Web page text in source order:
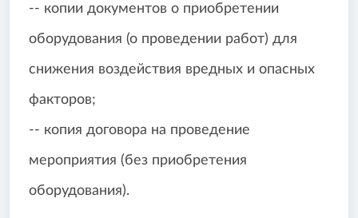
-- копии документов о приобретении
оборудования (о проведении работ) для
снижения воздействия вредных и опасных
факторов;
-- копия договора на проведение
мероприятия (без приобретения
оборудования).